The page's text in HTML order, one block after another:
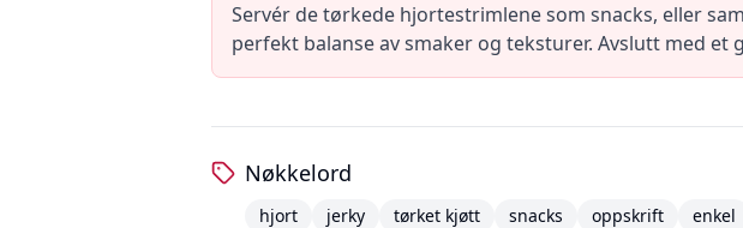
Servér de tørkede hjortestrimlene som snacks, eller
perfekt balanse av smaker og teksturer. Avslutt med
Nøkkelord
hjort jerky tørket kjøtt snacks oppskrift enkel